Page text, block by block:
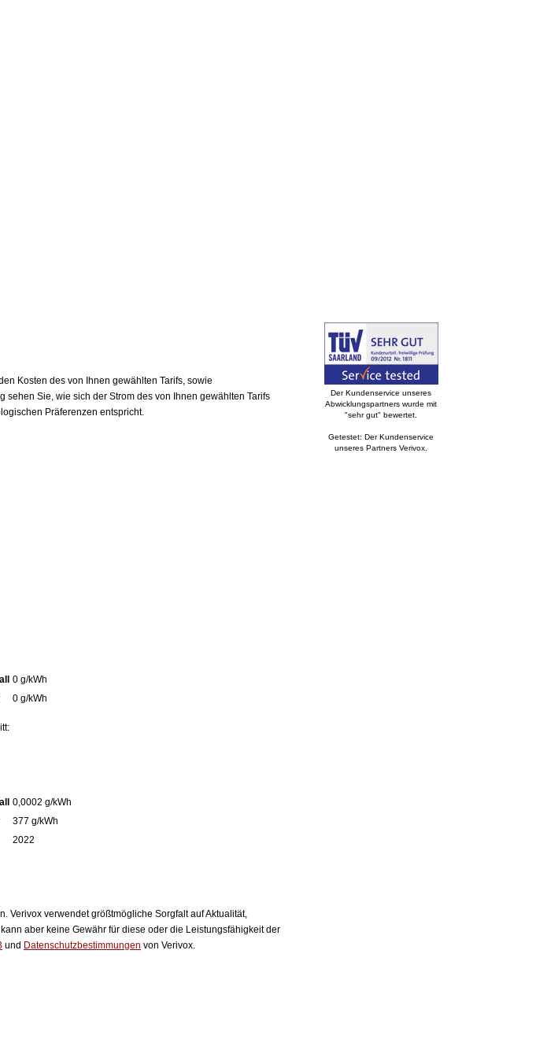
Kosten des von Ihnen gewählten Tarifs, sowie
sehen Sie, wie sich der Strom des von Ihnen gewählten Tarifs
Präferenzen entspricht.
0 g/kWh
0 g/kWh
0,0002 g/kWh
377 g/kWh
2022
Verivox verwendet größtmögliche Sorgfalt auf Aktualität,
aber keine Gewähr für diese oder die Leistungsfähigkeit der
und Datenschutzbestimmungen von Verivox.
Der Kundenservice unseres
Abwicklungspartners wurde mit
"sehr gut" bewertet.
Getestet: Der Kundenservice
unseres Partners Verivox.